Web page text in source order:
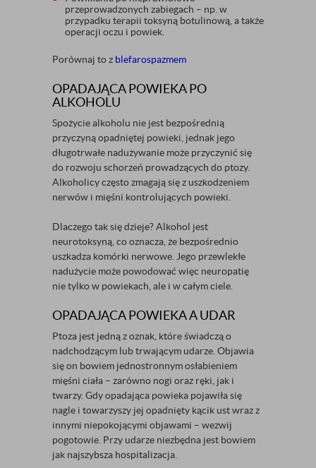
przeprowadzonych zabiegach – np. w
przypadku terapii toksyną botulinową, a także
operacji oczu i powiek.
Porównaj to z blefarospazmem
OPADAJĄCA POWIEKA PO
ALKOHOLU
Spożycie alkoholu nie jest bezpośrednią
przyczyną opadniętej powieki, jednak jego
długotrwałe nadużywanie może przyczynić się
do rozwoju schorzeń prowadzących do ptozy.
Alkoholicy często zmagają się z uszkodzeniem
nerwów i mięśni kontrolujących powieki.
Dlaczego tak się dzieje? Alkohol jest
neurotoksyną, co oznacza, że bezpośrednio
uszkadza komórki nerwowe. Jego przewlekłe
nadużycie może powodować więc neuropatię
nie tylko w powiekach, ale i w całym ciele.
OPADAJĄCA POWIEKA A UDAR
Ptoza jest jedną z oznak, które świadczą o
nadchodzącym lub trwającym udarze. Objawia
się on bowiem jednostronnym osłabieniem
mięśni ciała – zarówno nogi oraz ręki, jak i
twarzy. Gdy opadająca powieka pojawiła się
nagle i towarzyszy jej opadnięty kącik ust wraz z
innymi niepokojącymi objawami – wezwij
pogotowie. Przy udarze niezbędna jest bowiem
jak najszybsza hospitalizacja.